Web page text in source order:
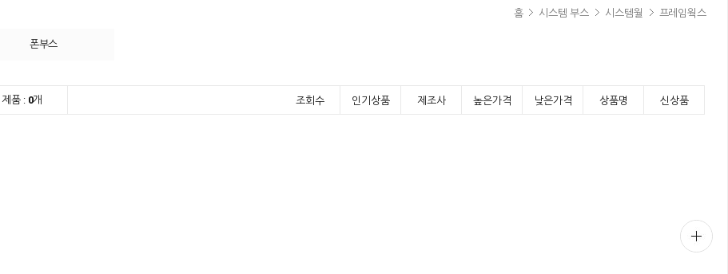
홈 시스템 부스 시스템월 프레임웍스
폰부스
품 : 0개 신상품
상품명
낮은가격
높은가격
제조사
인기상품
조회수